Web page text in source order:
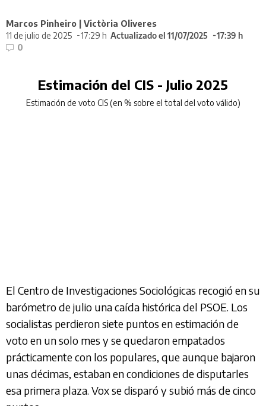
Marcos Pinheiro | Victòria Oliveres
11 de julio de 2025
17:29 h Actualizado el 11/07/2025
17:39 h
0
Estimación del CIS - Julio 2025
Estimación de voto CIS (en % sobre el total del voto válido)
El Centro de Investigaciones Sociológicas recogió en su
barómetro de julio una caída histórica del PSOE. Los
socialistas perdieron siete puntos en estimación de
voto en un solo mes y se quedaron empatados
prácticamente con los populares, que aunque bajaron
unas décimas, estaban en condiciones de disputarles
esa primera plaza. Vox se disparó y subió más de cinco